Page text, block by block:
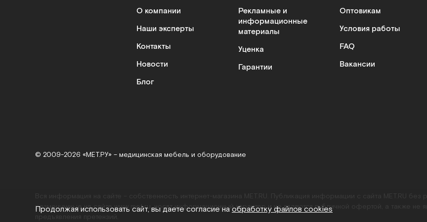
О компании
Наши эксперты
Контакты
Новости
Блог
Рекламные и
информационные
материалы
Уценка
Гарантии
Оптовикам
Условия работы
FAQ
Вакансии
© 2009-2026 «МЕТ.РУ» – медицинская мебель и оборудование
Вся информация на сайте – собственность интернет-магазина MET.RU. Публикация информации с сайта MET.RU
размещенные на сайтеwww.met.ru , носят информационный характер и не являются публичной офертой, а также не
Продолжая использовать сайт, вы даете согласие на обработку файлов cookies